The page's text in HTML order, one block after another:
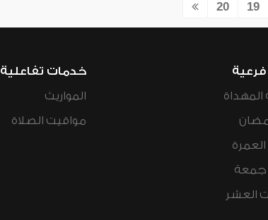
19
20
فرعية
المهداة
العشر
خدمات تفاعلية
المواريث
مواقيت الصلاة